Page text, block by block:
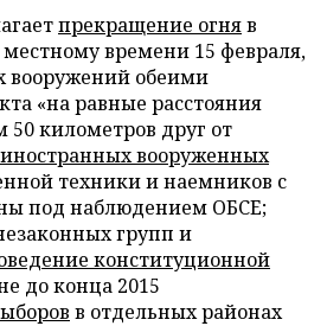
прекращение огняв
местному времени 15 февраля,
вооружений обеими
«на равные расстояния
километров друг от
вооруженных
техники и наемников с
под наблюдением ОБСЕ;
групп и
конституционной
до конца 2015
в отдельных районах